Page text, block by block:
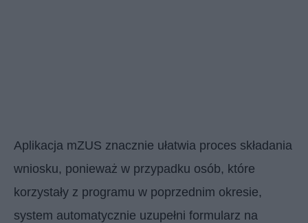
Aplikacja mZUS znacznie ułatwia proces składania
wniosku, ponieważ w przypadku osób, które
korzystały z programu w poprzednim okresie,
system automatycznie uzupełni formularz na